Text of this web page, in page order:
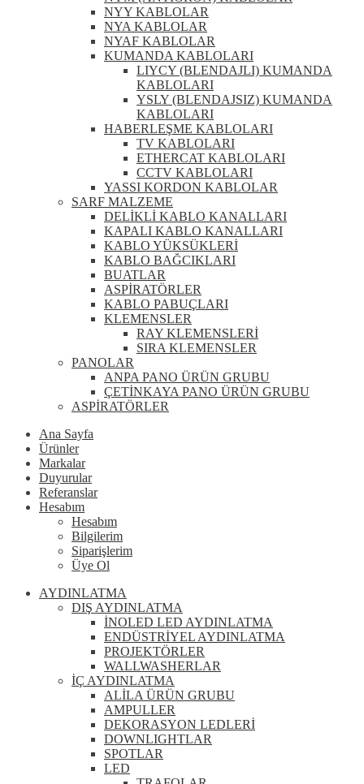
NYY KABLOLAR
NYA KABLOLAR
NYAF KABLOLAR
KUMANDA KABLOLARI
LIYCY (BLENDAJLI) KUMANDA
KABLOLARI
YSLY (BLENDAJSIZ) KUMANDA
KABLOLARI
HABERLEŞME KABLOLARI
TV KABLOLARI
ETHERCAT KABLOLARI
CCTV KABLOLARI
YASSI KORDON KABLOLAR
SARF MALZEME
DELİKLİ KABLO KANALLARI
KAPALI KABLO KANALLARI
KABLO YÜKSÜKLERİ
KABLO BAĞCIKLARI
BUATLAR
ASPİRATÖRLER
KABLO PABUÇLARI
KLEMENSLER
RAY KLEMENSLERİ
SIRA KLEMENSLER
PANOLAR
ANPA PANO ÜRÜN GRUBU
ÇETİNKAYA PANO ÜRÜN GRUBU
ASPİRATÖRLER
Ana Sayfa
Ürünler
Markalar
Duyurular
Referanslar
Hesabım
Hesabım
Bilgilerim
Siparişlerim
Üye Ol
AYDINLATMA
DIŞ AYDINLATMA
İNOLED LED AYDINLATMA
ENDÜSTRİYEL AYDINLATMA
PROJEKTÖRLER
WALLWASHERLAR
İÇ AYDINLATMA
ALİLA ÜRÜN GRUBU
AMPULLER
DEKORASYON LEDLERİ
DOWNLIGHTLAR
SPOTLAR
LED